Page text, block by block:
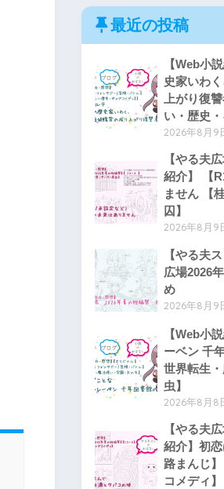
最近の投稿
【Web小
史家いわ
上がり復
い・歴史・
2026年8月9
【やる夫
紹介】 【
ません 【
囚】
2026年8月9
【やる夫
広場2026
め
2026年8月9
【Web小
ーベン 千
世界転生
虫】
2026年8月8
【やる夫
紹介】初
路まんじ
コメディ】